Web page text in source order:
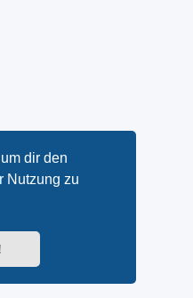
dir den
Nutzung zu